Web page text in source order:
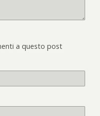
a questo post